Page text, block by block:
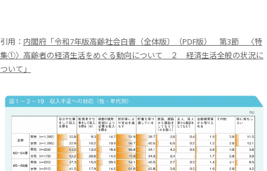
引用： 内閣府「令和7年版高齢社会白書（全体版）（PDF版） 第3節 〈特
集①〉高齢者の経済生活をめぐる動向について ２ 経済生活全般の状況に
ついて」